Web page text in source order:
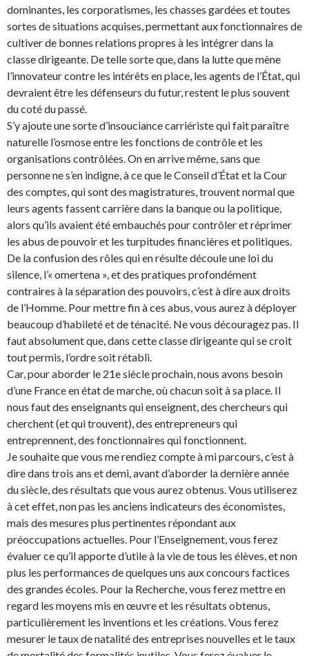
dominantes, les corporatismes, les chasses gardées et toutes
sortes de situations acquises, permettant aux fonctionnaires de
cultiver de bonnes relations propres à les intégrer dans la
classe dirigeante. De telle sorte que, dans la lutte que mène
l’innovateur contre les intérêts en place, les agents de l’État, qui
devraient être les défenseurs du futur, restent le plus souvent
du coté du passé.
S’y ajoute une sorte d’insouciance carriériste qui fait paraître
naturelle l’osmose entre les fonctions de contrôle et les
organisations contrôlées. On en arrive même, sans que
personne ne s’en indigne, à ce que le Conseil d’État et la Cour
des comptes, qui sont des magistratures, trouvent normal que
leurs agents fassent carrière dans la banque ou la politique,
alors qu’ils avaient été embauchés pour contrôler et réprimer
les abus de pouvoir et les turpitudes financières et politiques.
De la confusion des rôles qui en résulte découle une loi du
silence, l’« omertena », et des pratiques profondément
contraires à la séparation des pouvoirs, c’est à dire aux droits
de l’Homme. Pour mettre fin à ces abus, vous aurez à déployer
beaucoup d’habileté et de ténacité. Ne vous découragez pas. Il
faut absolument que, dans cette classe dirigeante qui se croit
tout permis, l’ordre soit rétabli.
Car, pour aborder le 21e siècle prochain, nous avons besoin
d’une France en état de marche, où chacun soit à sa place. Il
nous faut des enseignants qui enseignent, des chercheurs qui
cherchent (et qui trouvent), des entrepreneurs qui
entreprennent, des fonctionnaires qui fonctionnent.
Je souhaite que vous me rendiez compte à mi parcours, c’est à
dire dans trois ans et demi, avant d’aborder la dernière année
du siècle, des résultats que vous aurez obtenus. Vous utiliserez
à cet effet, non pas les anciens indicateurs des économistes,
mais des mesures plus pertinentes répondant aux
préoccupations actuelles. Pour l’Enseignement, vous ferez
évaluer ce qu’il apporte d’utile à la vie de tous les élèves, et non
plus les performances de quelques uns aux concours factices
des grandes écoles. Pour la Recherche, vous ferez mettre en
regard les moyens mis en œuvre et les résultats obtenus,
particulièrement les inventions et les créations. Vous ferez
mesurer le taux de natalité des entreprises nouvelles et le taux